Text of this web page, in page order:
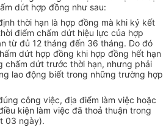
dứt hợp đồng như sau:
thời hạn là hợp đồng mà khi ký kết
điểm chấm dứt hiệu lực của hợp
từ đủ 12 tháng đến 36 tháng. Do đó
dứt hợp đồng khi hợp đồng hết hạn
chấm dứt trước thời hạn, nhưng phải
lao động biết trong những trường hợp
công việc, địa điểm làm việc hoặc
kiện làm việc đã thoả thuận trong
03 ngày).